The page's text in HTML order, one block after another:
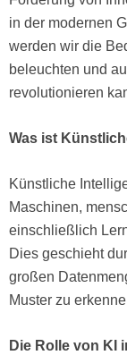
in der modernen
werden wir die
beleuchten und
revolutionieren
Was ist
Künstliche
Maschinen,
einschließlich
Dies geschieht
großen
Muster zu
Die Rolle von KI